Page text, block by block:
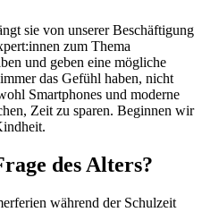
sie von unserer Beschäftigung
zum Thema
und geben eine mögliche
das Gefühl haben, nicht
Smartphones und moderne
Zeit zu sparen. Beginnen wir
des Alters?
während der Schulzeit